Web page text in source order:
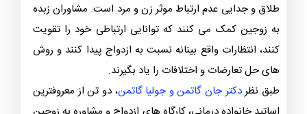
طلاق و جدایی عدم ارتباط موثر زن و مرد است. مشاوران زبده
به زوجین کمک می کنند که توانایی ارتباطی خود را تقویت
کنند، انتظارات واقع بینانه نسبت به ازدواج پیدا کنند و روش
های حل تعارضات و اختلافات را یاد بگیرند.
طبق نظردکتر جان گاتمن و جولیا گاتمن، دو تن از معروفترین